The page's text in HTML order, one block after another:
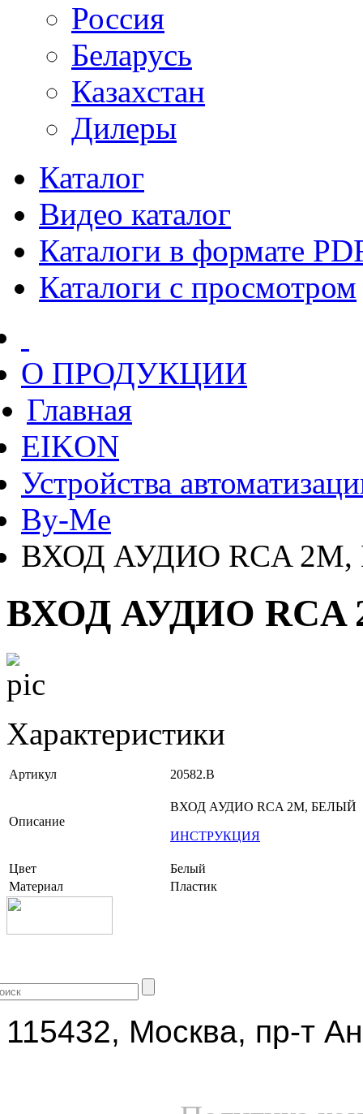
Россия
Беларусь
Казахстан
Дилеры
Каталог
Видео каталог
Каталоги в формате
Каталоги с просмотром
О ПРОДУКЦИИ
Главная
EIKON
Устройства
By-Me
ВХОД АУДИО RCA
ВХОД АУДИО
Характеристики
Артикул 20582.B
Описание
ВХОД АУДИО RCA 2M, БЕЛЫЙ
ИНСТРУКЦИЯ
Цвет
Белый
Материал
Пластик
115432, Москва, пр-т